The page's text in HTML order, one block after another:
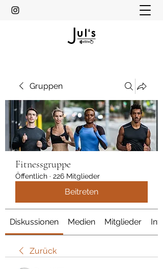
Gruppen
Fitnessgruppe
Öffentlich · 226 Mitglieder
Beitreten
Diskussionen Medien Mitglieder Info
Zurück